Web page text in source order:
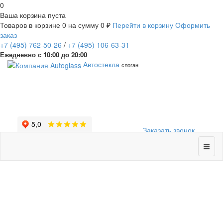
0
Ваша корзина пуста
Товаров в корзине 0 на сумму 0 ₽ Перейти в корзину Оформить
заказ
+7 (495) 762-50-26 / +7 (495) 106-63-31
Ежедневно с 10:00 до 20:00
Заказать звонок
Автостекла слоган